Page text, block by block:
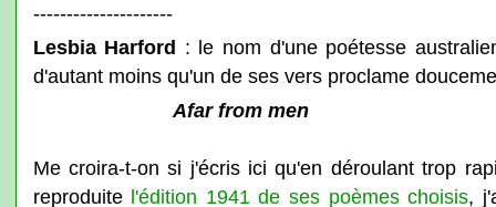
---------------------
Lesbia Harford : le nom d'une poétesse
d'autant moins qu'un de ses vers proclame
Afar from men
Me croira-t-on si j'écris ici qu'en déroulant trop
reproduite l'édition 1941 de ses poèmes choisis,